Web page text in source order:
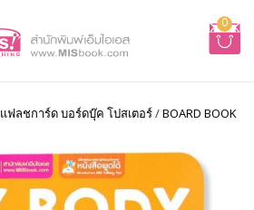
0
แฟลชการ์ด บอร์ดบุ๊ค โปสเตอร์/BOARD BOOK